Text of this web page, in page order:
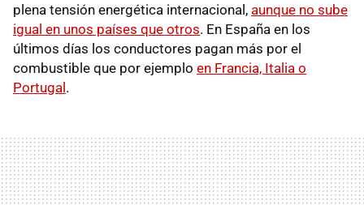
plena tensión energética internacional, aunque no sube
igual en unos países que otros. En España en los
últimos días los conductores pagan más por el
combustible que por ejemplo en Francia, Italia o
Portugal .